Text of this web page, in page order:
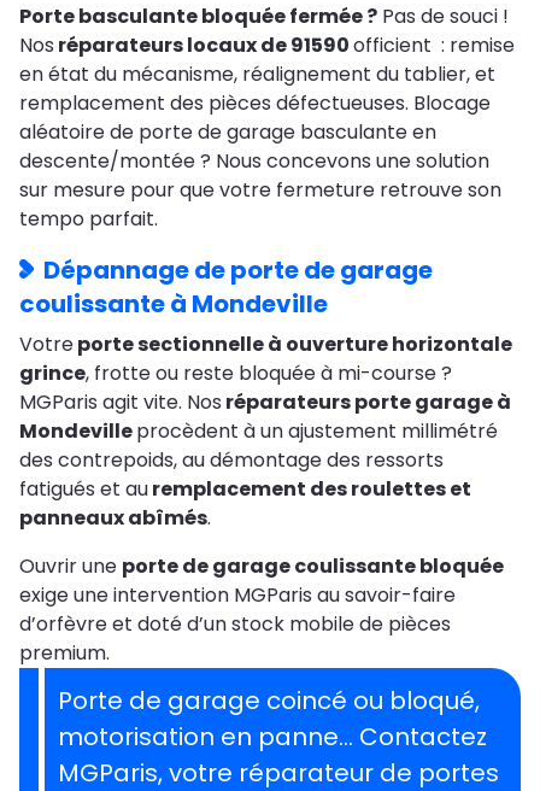
Porte basculante bloquée fermée ? Pas de souci !
Nos réparateurs locaux de 91590officient : remise
en état du mécanisme, réalignement du tablier, et
remplacement des pièces défectueuses. Blocage
aléatoire de porte de garage basculante en
descente/montée ? Nous concevons une solution
sur mesure pour que votre fermeture retrouve son
tempo parfait.
Dépannage de porte de garage
coulissante à Mondeville
Votreporte sectionnelle à ouverture horizontale
grince, frotte ou reste bloquée à mi-course ?
MGParis agit vite. Nos réparateurs porte garage à
Mondevilleprocèdent à un ajustement millimétré
des contrepoids, au démontage des ressorts
fatigués et auremplacement des roulettes et
panneaux abîmés.
Ouvrir une porte de garage coulissante bloquée
exige une intervention MGParis au savoir-faire
d’orfèvre et doté d’un stock mobile de pièces
premium.
Porte de garage coincé ou bloqué,
motorisation en panne… Contactez
MGParis, votre réparateur de portes